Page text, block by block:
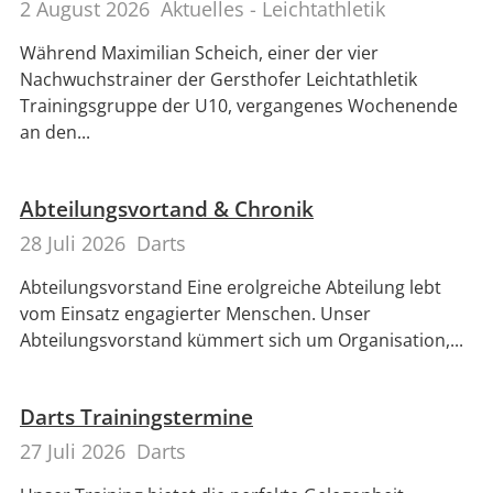
2 August 2026 Aktuelles - Leichtathletik
Während Maximilian Scheich, einer der vier
Nachwuchstrainer der Gersthofer Leichtathletik
Trainingsgruppe der U10, vergangenes Wochenende
an den...
Abteilungsvortand & Chronik
28 Juli 2026 Darts
Abteilungsvorstand Eine erolgreiche Abteilung lebt
vom Einsatz engagierter Menschen. Unser
Abteilungsvorstand kümmert sich um Organisation,...
Darts Trainingstermine
27 Juli 2026 Darts